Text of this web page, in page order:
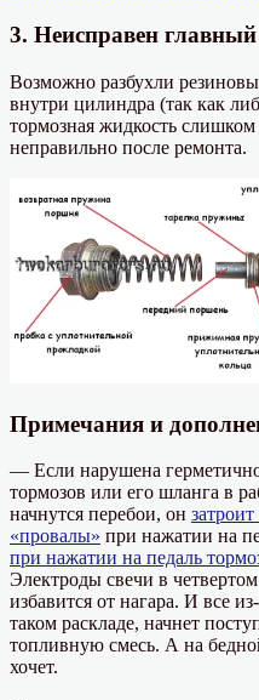
3. Неисправен
Возможно разбухли
внутри цилиндра (так как
тормозная жидкость
неправильно после ремонта.
Примечания и
— Если нарушена
тормозов или его шланга в
начнутся перебои, он
«провалы» при нажатии на
при нажатии на педаль
Электроды свечи в
избавится от нагара. И все
таком раскладе, начнет
топливную смесь. А на
хочет.